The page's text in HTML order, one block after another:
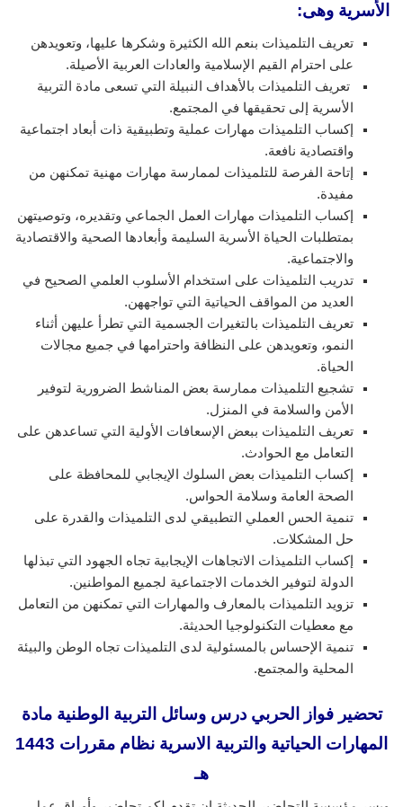
الأسرية وهى:
تعريف التلميذات بنعم الله الكثيرة وشكرها عليها، وتعويدهن
على احترام القيم الإسلامية والعادات العربية الأصيلة.
تعريف التلميذات بالأهداف النبيلة التي تسعى مادة التربية
الأسرية إلى تحقيقها في المجتمع.
إكساب التلميذات مهارات عملية وتطبيقية ذات أبعاد اجتماعية
واقتصادية نافعة.
إتاحة الفرصة للتلميذات لممارسة مهارات مهنية تمكنهن من
مفيدة.
إكساب التلميذات مهارات العمل الجماعي وتقديره، وتوصيتهن
بمتطلبات الحياة الأسرية السليمة وأبعادها الصحية والاقتصادية
والاجتماعية.
تدريب التلميذات على استخدام الأسلوب العلمي الصحيح في
العديد من المواقف الحياتية التي تواجههن.
تعريف التلميذات بالتغيرات الجسمية التي تطرأ عليهن أثناء
النمو، وتعويدهن على النظافة واحترامها في جميع مجالات
الحياة.
تشجيع التلميذات ممارسة بعض المناشط الضرورية لتوفير
الأمن والسلامة في المنزل.
تعريف التلميذات ببعض الإسعافات الأولية التي تساعدهن على
التعامل مع الحوادث.
إكساب التلميذات بعض السلوك الإيجابي للمحافظة على
الصحة العامة وسلامة الحواس.
تنمية الحس العملي التطبيقي لدى التلميذات والقدرة على
حل المشكلات.
إكساب التلميذات الاتجاهات الإيجابية تجاه الجهود التي تبذلها
الدولة لتوفير الخدمات الاجتماعية لجميع المواطنين.
تزويد التلميذات بالمعارف والمهارات التي تمكنهن من التعامل
مع معطيات التكنولوجيا الحديثة.
تنمية الإحساس بالمسئولية لدى التلميذات تجاه الوطن والبيئة
المحلية والمجتمع.
تحضير فواز الحربي درس وسائل التربية الوطنيةمادة
المهارات الحياتية والتربية الاسرية نظام مقررات 1443
هـ